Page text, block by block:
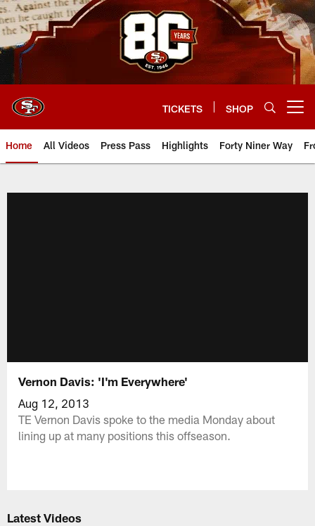
Skip
to
main
content
TICKETS SHOP
Home All Videos Press Pass Highlights Forty Niner Way
Vernon Davis: 'I'm Everywhere'
Aug 12, 2013
TE Vernon Davis spoke to the media Monday about
lining up at many positions this offseason.
Latest Videos